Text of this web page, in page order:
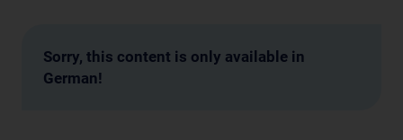
Sorry, this content is only available in
German!